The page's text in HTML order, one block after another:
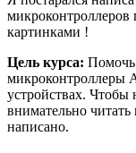
картинками !
Цель курса: Помочь
микроконтроллеры
устройствах. Чтобы
внимательно читать
написано.